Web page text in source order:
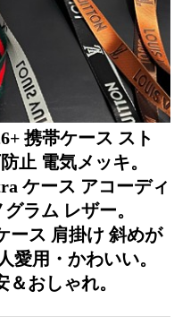
携帯ケース スト
止 電気メッキ。
ケース アコーディ
ラム レザー。
ース 肩掛け 斜めが
愛用・かわいい。
おしゃれ。